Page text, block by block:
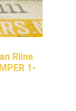
Rline
1-